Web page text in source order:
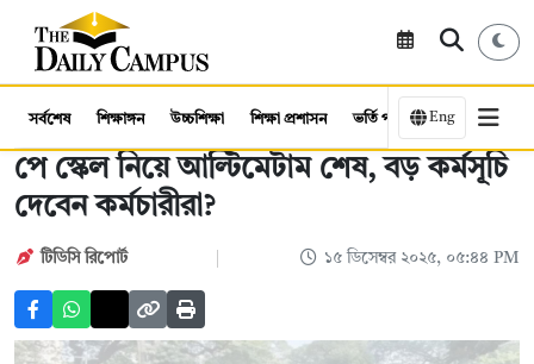
সর্বশেষ শিক্ষাঙ্গন উচ্চশিক্ষা শিক্ষা প্রশাসন ভর্তি পরীক্ষা কর্মসংস্থান
Eng
পে স্কেল নিয়ে আল্টিমেটাম শেষ, বড় কর্মসূচি
দেবেন কর্মচারীরা?
টিডিসি রিপোর্ট ১৫ ডিসেম্বর ২০২৫, ০৫:৪৪ PM